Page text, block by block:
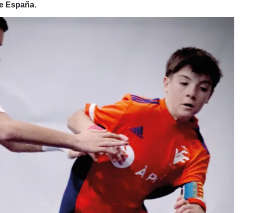
España.